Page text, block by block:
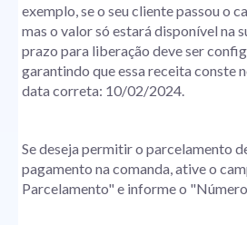
exemplo, se o seu cliente passou o
mas o valor só estará disponível na
prazo para liberação deve ser
garantindo que essa receita conste
data correta: 10/02/2024.
Se deseja permitir o parcelamento
pagamento na comanda, ative o
Parcelamento" e informe o